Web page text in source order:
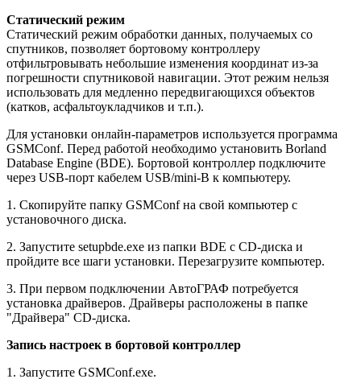
Статический режим
Статический режим обработки данных, получаемых со
спутников, позволяет бортовому контроллеру
отфильтровывать небольшие изменения координат из-за
погрешности спутниковой навигации. Этот режим нельзя
использовать для медленно передвигающихся объектов
(катков, асфальтоукладчиков и т.п.).
Для установки онлайн-параметров используется программа
GSMConf. Перед работой необходимо установить Borland
Database Engine (BDE). Бортовой контроллер подключите
через USB-порт кабелем USB/mini-B к компьютеру.
1. Скопируйте папку GSMConf на свой компьютер с
установочного диска.
2. Запустите setupbde.exe из папки BDE с CD-диска и
пройдите все шаги установки. Перезагрузите компьютер.
3. При первом подключении АвтоГРАФ потребуется
установка драйверов. Драйверы расположены в папке
"Драйвера" CD-диска.
Запись настроек в бортовой контроллер
1. Запустите GSMConf.exe.